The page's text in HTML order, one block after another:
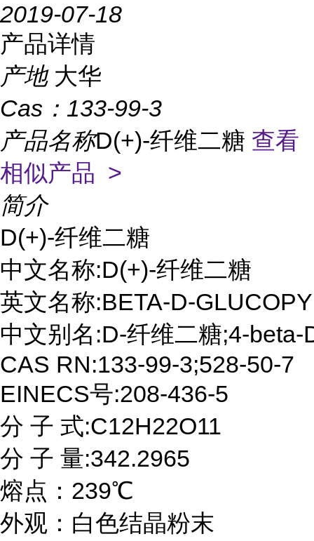
2019-07-18
产品详情
产地 大华
Cas： 133-99-3
产品名称D(+)-纤维二糖 查看
相似产品 >
简介
D(+)-纤维二糖
中文名称:D(+)-纤维二糖
英文名称:BETA-D-
中文别名:D-纤维二糖;4-
CAS RN:133-99-3;528-50-7
EINECS号:208-436-5
分 子 式:C12H22O11
分 子 量:342.2965
熔点：239℃
外观：白色结晶粉末